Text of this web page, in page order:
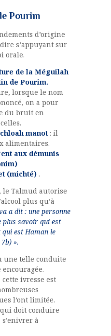
Pourim
d’origine
s’appuyant sur
orale.
de la Méguilah
de Pourim.
lorsque le nom
on a pour
du bruit en
manot : il
alimentaires.
aux démunis
(michté) .
le Talmud autorise
plus qu’à
a dit : une personne
plus savoir qui est
qui est Haman le
».
une telle conduite
encouragée.
ivresse est
l’ont limitée.
doit conduire
s’enivrer à